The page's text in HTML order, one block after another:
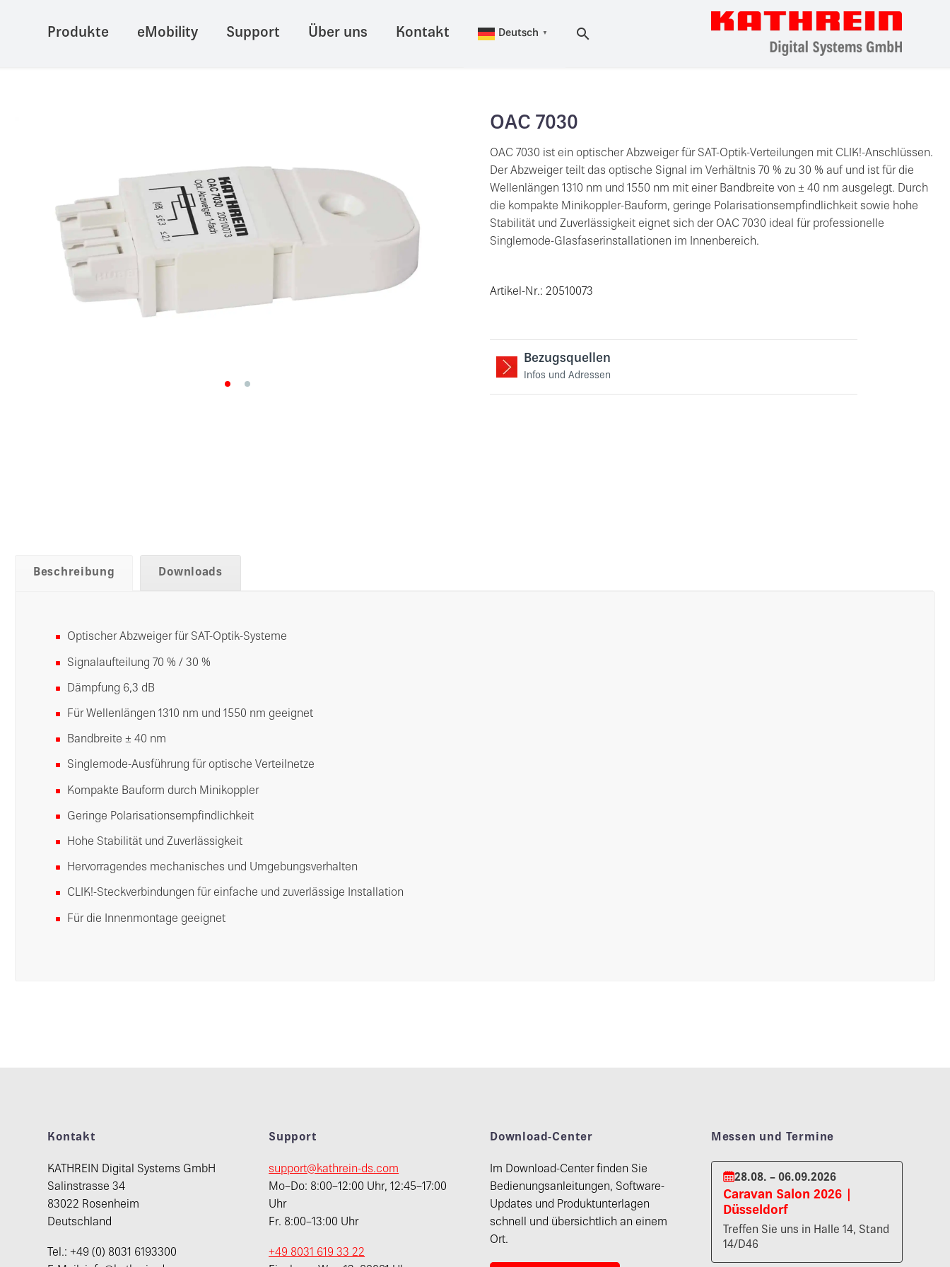
Produkte eMobility Support Über uns Kontakt Deutsch ▼
OAC 7030
OAC 7030 ist ein optischer Abzweiger für SAT-Optik-Verteilungen mit CLIK!-Anschlüssen.
Der Abzweiger teilt das optische Signal im Verhältnis 70 % zu 30 % auf und ist für die
Wellenlängen 1310 nm und 1550 nm mit einer Bandbreite von ± 40 nm ausgelegt. Durch
die kompakte Minikoppler-Bauform, geringe Polarisationsempfindlichkeit sowie hohe
Stabilität und Zuverlässigkeit eignet sich der OAC 7030 ideal für professionelle
Singlemode-Glasfaserinstallationen im Innenbereich.
Artikel-Nr.: 20510073
Bezugsquellen
Infos und Adressen
Beschreibung Downloads
Optischer Abzweiger für SAT-Optik-Systeme
Signalaufteilung 70 % / 30 %
Dämpfung 6,3 dB
Für Wellenlängen 1310 nm und 1550 nm geeignet
Bandbreite ± 40 nm
Singlemode-Ausführung für optische Verteilnetze
Kompakte Bauform durch Minikoppler
Geringe Polarisationsempfindlichkeit
Hohe Stabilität und Zuverlässigkeit
Hervorragendes mechanisches und Umgebungsverhalten
CLIK!-Steckverbindungen für einfache und zuverlässige Installation
Für die Innenmontage geeignet
Kontakt
KATHREIN Digital Systems GmbH
Salinstrasse 34
83022 Rosenheim
Deutschland
Tel.: +49 (0) 8031 6193300
Support
support@kathrein-ds.com
Mo–Do: 8:00–12:00 Uhr, 12:45–17:00
Uhr
Fr. 8:00–13:00 Uhr
+49 8031 619 33 22
Download-Center
Im Download-Center finden Sie
Bedienungsanleitungen, Software-
Updates und Produktunterlagen
schnell und übersichtlich an einem
Ort.
Messen und Termine
28.08. – 06.09.2026
Caravan Salon 2026 |
Düsseldorf
Treffen Sie uns in Halle 14, Stand
14/D46